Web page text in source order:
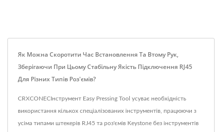
Як Можна Скоротити Час Встановлення Та Втому Рук,
Зберігаючи При Цьому Стабільну Якість Підключення RJ45
Для Різних Типів Роз'ємів?
CRXCONECІнструмент Easy Pressing Tool усуває необхідність
використання кількох спеціалізованих інструментів, працюючи з
усіма типами штекерів RJ45 та роз'ємів Keystone без інструментів